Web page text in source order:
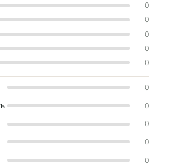
0
0
0
0
0
0
0
0
0
0